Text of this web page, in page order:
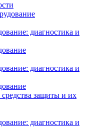
диагностика и
диагностика и
средства защиты и их
диагностика и